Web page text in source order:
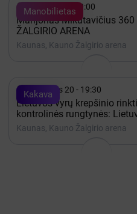
Manobilietas
 Gruodis 19 - 20:00
Marijonas Mikutavičius
ŽALGIRIO ARENA
Kaunas, Kauno Žalgirio arena
Kakava
Rugpjūtis 20 - 19:30
Lietuvos vyrų krepšinio
kontrolinės rungtynės:
Kaunas, Kauno Žalgirio arena